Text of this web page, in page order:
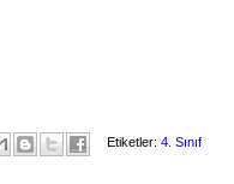
Etiketler: 4. Sınıf